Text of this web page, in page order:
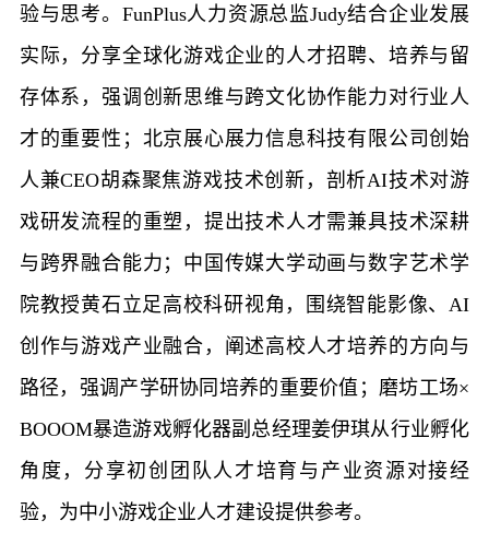
验与思考。FunPlus人力资源总监Judy结合企业发展
实际，分享全球化游戏企业的人才招聘、培养与留
存体系，强调创新思维与跨文化协作能力对行业人
才的重要性；北京展心展力信息科技有限公司创始
人兼CEO胡森聚焦游戏技术创新，剖析AI技术对游
戏研发流程的重塑，提出技术人才需兼具技术深耕
与跨界融合能力；中国传媒大学动画与数字艺术学
院教授黄石立足高校科研视角，围绕智能影像、AI
创作与游戏产业融合，阐述高校人才培养的方向与
路径，强调产学研协同培养的重要价值；磨坊工场×
BOOOM暴造游戏孵化器副总经理姜伊琪从行业孵化
角度，分享初创团队人才培育与产业资源对接经
验，为中小游戏企业人才建设提供参考。